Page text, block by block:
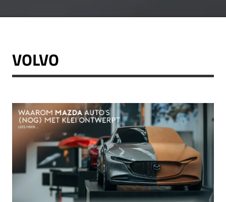
VOLVO